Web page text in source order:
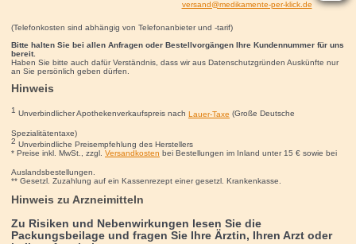
versand@medikamente-per-klick.de
(Telefonkosten sind abhängig von Telefonanbieter und -tarif)
Bitte halten Sie bei allen Anfragen oder Bestellvorgängen Ihre Kundennummer für uns
bereit.
Haben Sie bitte auch dafür Verständnis, dass wir aus Datenschutzgründen Auskünfte nur
an Sie persönlich geben dürfen.
Hinweis
1 Unverbindlicher Apothekenverkaufspreis nach Lauer-Taxe (Große Deutsche
Spezialitätentaxe)
2 Unverbindliche Preisempfehlung des Herstellers
* Preise inkl. MwSt., zzgl. Versandkosten bei Bestellungen im Inland unter 15 €sowie bei
Auslandsbestellungen.
** Gesetzl. Zuzahlung auf ein Kassenrezept einer gesetzl. Krankenkasse.
Hinweis zu Arzneimitteln
Zu Risiken und Nebenwirkungen lesen Sie die
Packungsbeilage und fragen Sie Ihre Ärztin, Ihren Arzt oder